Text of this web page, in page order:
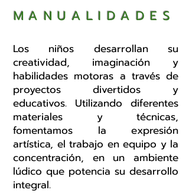
MANUALIDADES
Los niños desarrollan su
creatividad, imaginación y
habilidades motoras a través de
proyectos divertidos y
educativos. Utilizando diferentes
materiales y técnicas,
fomentamos la expresión
artística, el trabajo en equipo y la
concentración, en un ambiente
lúdico que potencia su desarrollo
integral.